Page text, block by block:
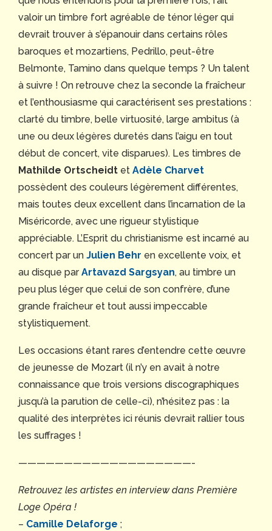
valoir un timbre fort agréable de ténor léger qui
devrait trouver à s’épanouir dans certains rôles
baroques et mozartiens, Pedrillo, peut-être
Belmonte, Tamino dans quelque temps ? Un talent
à suivre ! On retrouve chez la seconde la fraîcheur
et l’enthousiasme qui caractérisent ses prestations :
clarté du timbre, belle virtuosité, large ambitus (à
une ou deux légères duretés dans l’aigu en tout
début de concert, vite disparues). Les timbres de
Mathilde Ortscheidt et Adèle Charvet
possèdent des couleurs légèrement différentes,
mais toutes deux excellent dans l’incarnation de la
Miséricorde, avec une rigueur stylistique
appréciable. L’Esprit du christianisme est incarné au
concert par un Julien Behr en excellente voix, et
au disque parArtavazd Sargsyan, au timbre un
peu plus léger que celui de son confrère, d’une
grande fraîcheur et tout aussi impeccable
stylistiquement.
Les occasions étant rares d’entendre cette œuvre
de jeunesse de Mozart (il n’y en avait à notre
connaissance que trois versions discographiques
jusqu’à la parution de celle-ci), n’hésitez pas : la
qualité des interprètes ici réunis devrait rallier tous
les suffrages !
———————————————————-
Retrouvez les artistes en interview dans Première
Loge Opéra !
– Camille Delaforge ;